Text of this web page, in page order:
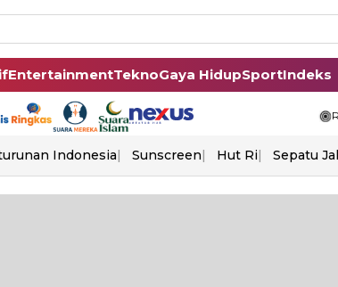
EntertainmentTeknoGaya HidupSportIndeks
Indonesia Sunscreen Hut Ri Sepatu